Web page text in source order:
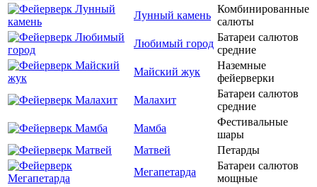
Лунный камень
Комбинированные
салюты
Любимый город
Батареи салютов
средние
Майский жук
Наземные
фейерверки
Малахит
Батареи салютов
средние
Мамба
Фестивальные
шары
Матвей
Петарды
Мегапетарда
Батареи салютов
мощные